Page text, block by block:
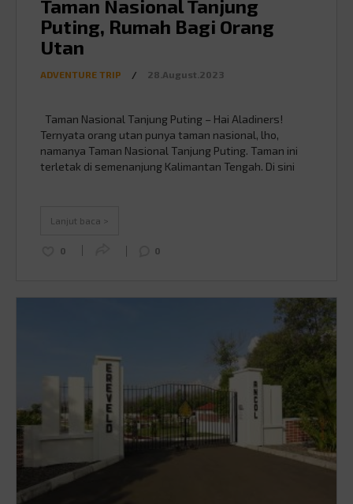
Taman Nasional Tanjung
Puting, Rumah Bagi Orang
Utan
ADVENTURE TRIP / 28.August.2023
Taman Nasional Tanjung Puting – Hai Aladiners!
Ternyata orang utan punya taman nasional, lho,
namanya Taman Nasional Tanjung Puting. Taman ini
terletak di semenanjung Kalimantan Tengah. Di sini
Nasional ini. Selain …
Lanjut baca >
0 0